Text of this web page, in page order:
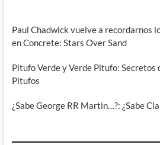
Paul Chadwick vuelve a recordarnos
en Concrete: Stars Over Sand
Pitufo Verde y Verde Pitufo: Secretos
Pitufos
¿Sabe George RR Martin…?: ¿Sabe